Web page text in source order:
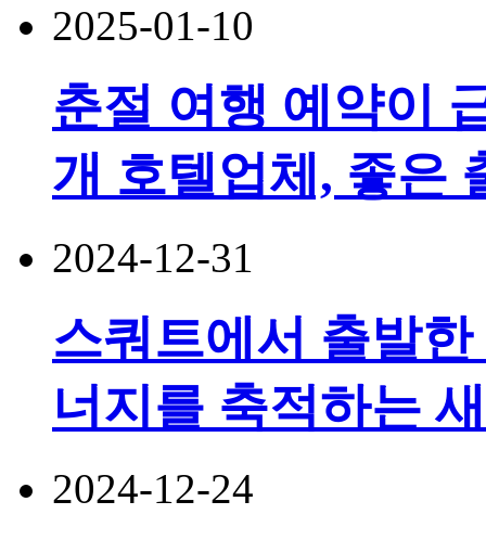
2025-01-10
춘절 여행 예약이
개 호텔업체, 좋은
2024-12-31
스쿼트에서 출발
너지를 축적하는
2024-12-24